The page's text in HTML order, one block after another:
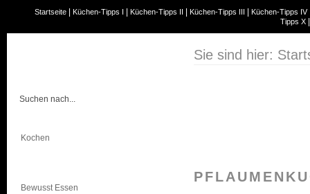
Startseite Küchen-Tipps I Küchen-Tipps II Küchen-Tipps III Küchen-Tipps IV
Tipps X
Kochen
Bewusst Essen
Sie sind hier: